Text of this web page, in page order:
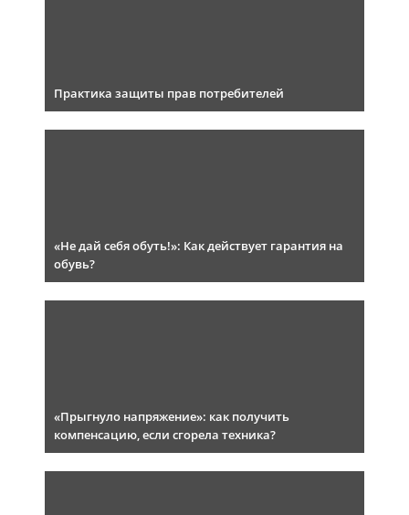
Практика защиты прав потребителей
«Не дай себя обуть!»: Как действует гарантия на
обувь?
«Прыгнуло напряжение»: как получить
компенсацию, если сгорела техника?